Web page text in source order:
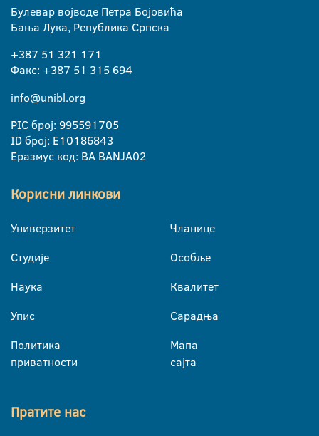
Булевар војводе Петра Бојовића
Бања Лука, Република Српска
+387 51 321 171
Факс: +387 51 315 694
info@unibl.org
PIC број: 995591705
ID број: E10186843
Еразмус код: BA BANJA02
Корисни линкови
Универзитет
Студије
Наука
Упис
Политика
приватности
Чланице
Особље
Квалитет
Сарадња
Мапа
сајта
Пратите нас